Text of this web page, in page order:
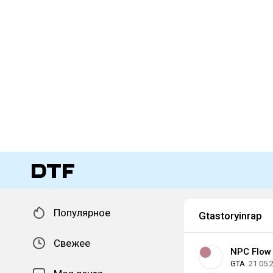
Популярное
Свежее
Gtastoryinrap
NPC Flow
GTA